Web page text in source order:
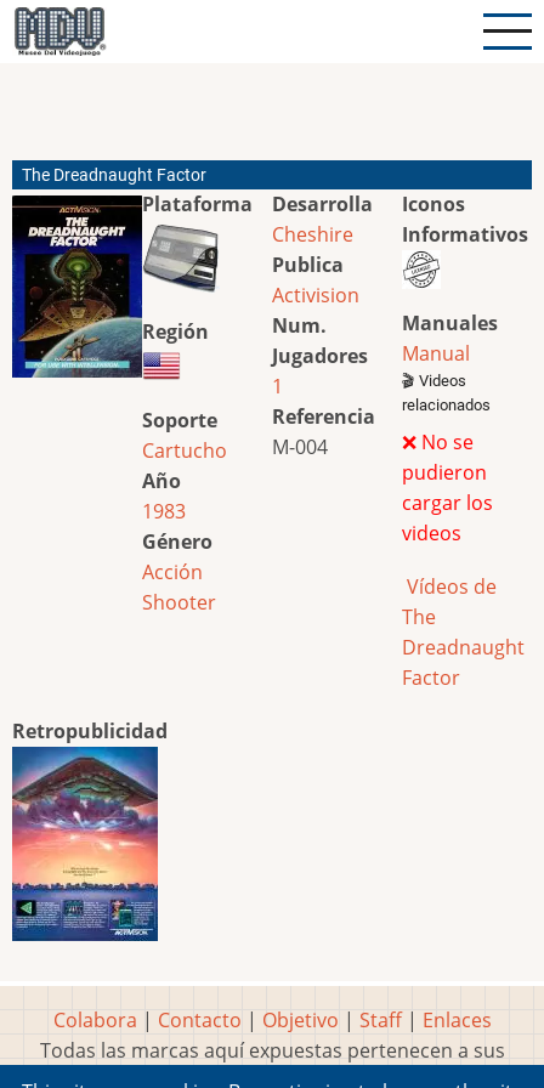
Pasar
al
The Dreadnaught Factor
Plataforma
Región
Soporte
Cartucho
Año
1983
Género
Acción
Shooter
Desarrolla
Cheshire
Publica
Activision
Num.
Jugadores
1
Referencia
M-004
Iconos
Informativos
Manuales
Manual
🎬 Videos
relacionados
❌ No se
pudieron
cargar los
videos
Vídeos de
The
Dreadnaught
Factor
Retropublicidad
Colabora | Contacto | Objetivo | Staff| Enlaces
Todas las marcas aquí expuestas pertenecen a sus
respectivos y legítimos dueños